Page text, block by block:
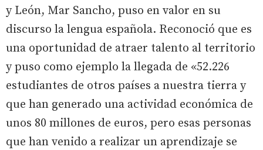
y León, Mar Sancho, puso en valor en su
discurso la lengua española. Reconoció que es
una oportunidad de atraer talento al territorio
y puso como ejemplo la llegada de «52.226
estudiantes de otros países a nuestra tierra y
que han generado una actividad económica de
unos 80 millones de euros, pero esas personas
que han venido a realizar un aprendizaje se